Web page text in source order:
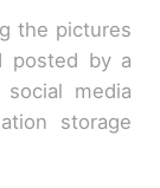
the pictures
posted by a
media
storage